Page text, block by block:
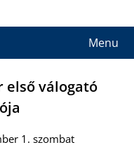
Menu
első válogató
1. szombat